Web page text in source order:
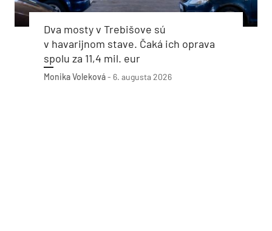
Dva mosty v Trebišove sú
v havarijnom stave. Čaká ich oprava
spolu za 11,4 mil. eur
Monika Voleková- 6. augusta 2026